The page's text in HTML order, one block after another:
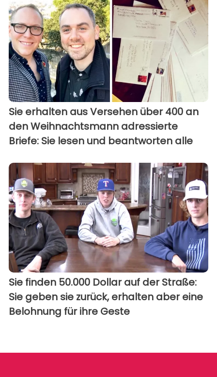
Sie erhalten aus Versehen über 400 an
den Weihnachtsmann adressierte
Briefe: Sie lesen und beantworten alle
Sie finden 50.000 Dollar auf der Straße:
Sie geben sie zurück, erhalten aber eine
Belohnung für ihre Geste